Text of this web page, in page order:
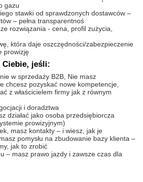
gazu
stawki od sprawdzonych dostawców –
– pełna transparentnoś
rozwiązania - cena, profil zużycia,
która daje oszczędności/zabezpieczenie
prowizję
Ciebie, jeśli:
w sprzedaży B2B, Nie masz
chcesz pozyskać nowe kompetencje,
z właścicielem firmy jak z równym
i doradztwa
działać jako osoba przedsiębiorcza
prowizyjnym)
masz kontakty – i wiesz, jak je
pomysłu na zbudowanie bazy klienta –
jak to zrobić
– masz prawo jazdy i zawsze czas dla